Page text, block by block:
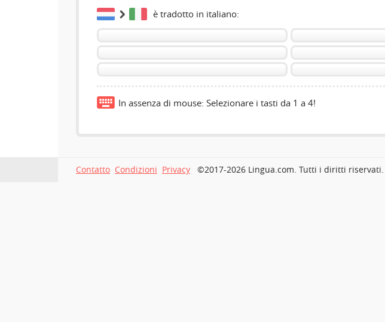
è tradotto in italiano:
In assenza di mouse: Selezionare i tasti da 1 a 4!
Contatto Condizioni Privacy ©2017-2026 Lingua.com. Tutti i diritti riservati.